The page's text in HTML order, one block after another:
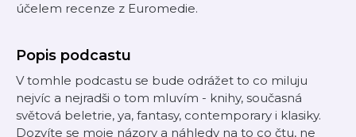
účelem recenze z Euromedie.
Popis podcastu
V tomhle podcastu se bude odrážet to co miluju
nejvíc a nejradši o tom mluvím - knihy, současná
světová beletrie, ya, fantasy, contemporary i klasiky.
Dozvíte se moje názory a náhledy na to co čtu, ne